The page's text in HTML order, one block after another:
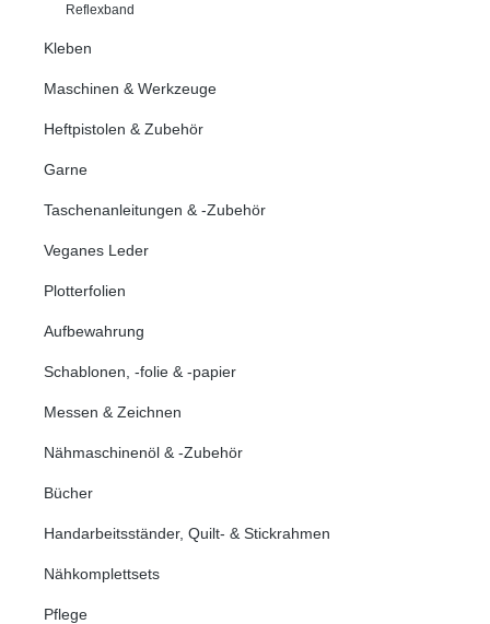
Reflexband
Kleben
Maschinen & Werkzeuge
Heftpistolen & Zubehör
Garne
Taschenanleitungen & -Zubehör
Veganes Leder
Plotterfolien
Aufbewahrung
Schablonen, -folie & -papier
Messen & Zeichnen
Nähmaschinenöl & -Zubehör
Bücher
Handarbeitsständer, Quilt- & Stickrahmen
Nähkomplettsets
Pflege